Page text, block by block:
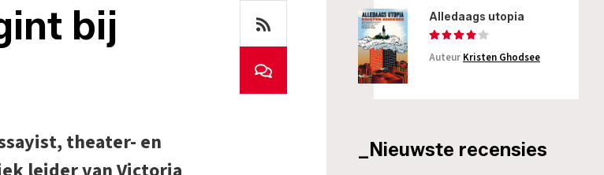
bij
theater- en
Alledaags utopia
Auteur Kristen Ghodsee
_Nieuwste recensies